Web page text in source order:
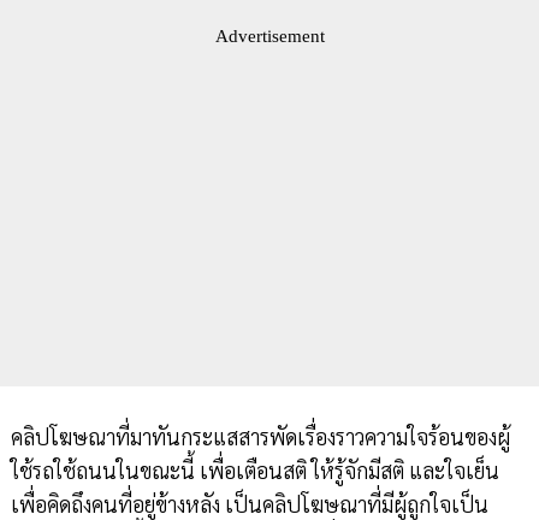
Advertisement
คลิปโฆษณาที่มาทันกระแสสารพัดเรื่องราวความใจร้อนของผู้
ใช้รถใช้ถนนในขณะนี้ เพื่อเตือนสติ ให้รู้จักมีสติ และใจเย็น
เพื่อคิดถึงคนที่อยู่ข้างหลัง เป็นคลิปโฆษณาที่มีผู้ถูกใจเป็น